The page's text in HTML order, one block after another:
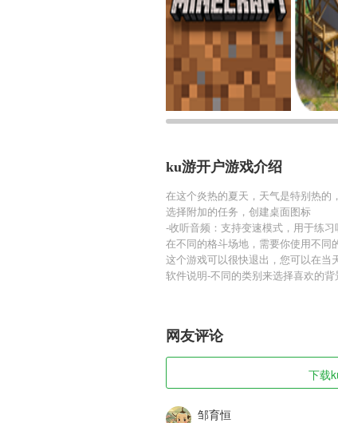
ku游开户游戏介绍
在这个炎热的夏天，天气是特别热的
选择附加的任务，创建桌面图标
-收听音频：支持变速模式，用于练习
在不同的格斗场地，需要你使用不同
这个游戏可以很快退出，您可以在当
软件说明-不同的类别来选择喜欢的背
网友评论
下载
邹育恒